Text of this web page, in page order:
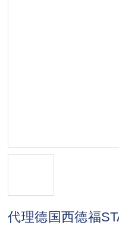
代理德国西德福